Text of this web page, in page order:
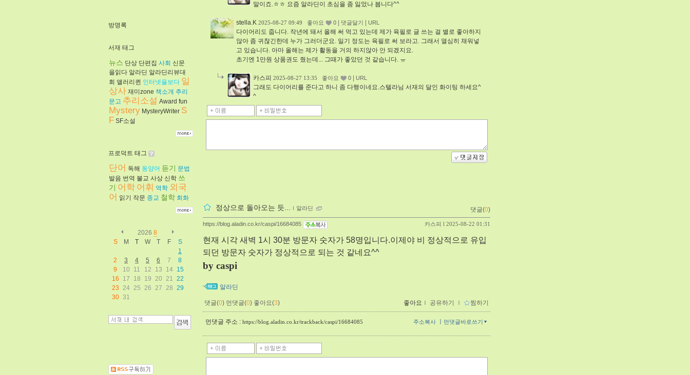
방명록
서재 태그
뉴스 단상 단편집 사회 신문
을읽다 알라딘 알라딘리뷰대
회 앨러리퀸 인터넷을보다 일
상사 재미zone 책소개 추리
문고 추리소설 Award fun
Mystery MysteryWriter S
F SF소설
프로덕트 태그
단어 독해 동양어 듣기 문법
발음 번역 불교 사상 신학 쓰
기 어학 어휘 역학 외국
어 읽기 작문 종교 철학 회화
2026 8
S
M T W T F
S
1
2
3 4 5 6 7
8
9
10 11 12 13 14
15
16
17 18 19 20 21 22
23 24 25 26 27 28 29
30 31
말이죠.ㅎㅎ 요즘 알라딘이 초심을 좀 잃었나 봅니다^^
stella.K 2025-08-27 09:49 좋아요 0 댓글달기 URL
다이어리도 줍니다. 작년에 돼서 올해 써 먹고 있는데 제가 육필로 글 쓰는 걸 별로 좋아하지
않아 좀 귀찮긴한데 누가 그러더군요. 일기 정도는 육필로 써 보라고. 그래서 열심히 채워넣
고 있습니다. 아마 올해는 제가 활동을 거의 하지않아 안 되겠지요.
초기엔 1만원 상품권도 줬는데... 그때가 좋았던 것 같습니다. ㅠ
카스피 2025-08-27 13:35 좋아요 0 URL
그래도 다이어리를 준다고 하니 좀 다행이네요.스텔라님 서재의 달인 화이팅 하세요^
^
정상으로 돌아오는 듯... ｌ 알라딘 댓글(0)
카스피 l 2025-08-22 01:31
https://blog.aladin.co.kr/caspi/16684085
현재 시각 새벽 1시 30분 방문자 숫자가 58명입니다.이제야 비 정상적으로 유입
되던 방문자 숫자가 정상적으로 되는 것 같네요^^
by caspi
알라딘
댓글(0) 먼댓글(0) 좋아요(3) 좋아요 ｌ 공유하기 ｌ 찜하기
먼댓글 주소 : https://blog.aladin.co.kr/trackback/caspi/16684085 먼댓글바로쓰기
주소복사 ㅣ